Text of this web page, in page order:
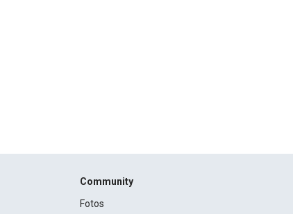
Community
Fotos